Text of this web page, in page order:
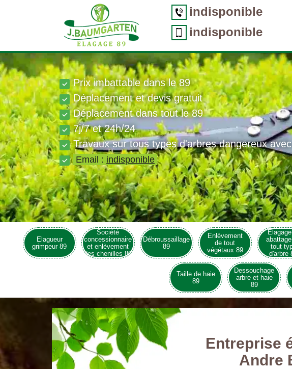
indisponible
indisponible
Prix imbattable dans le 89
Déplacement et devis gratuit
Déplacement dans tout le 89
7j/7 et 24h/24
Travaux sur tous types d'arbres dangereux
Email : indisponible
Elagueur
grimpeur 89
Société
concessionnaire
et enlèvement
des chenilles 89
Débroussaillage
89
Enlèvement
de tout
végétaux 89
tout
d'arbre
Taille de haie
89
Dessouchage
arbre et haie
89
Entreprise
Andre